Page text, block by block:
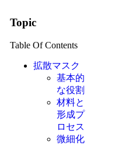
Topic
Table Of Contents
拡散マスク
基本的
な役割
材料と
形成プ
ロセス
微細化